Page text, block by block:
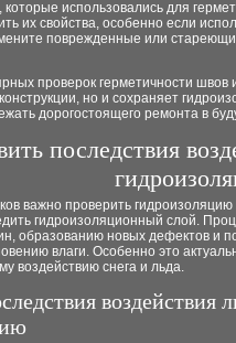
использовались для
их свойства, особенно если
поврежденные или
проверок герметичности швов
но и сохраняет
дорогостоящего ремонта в
последствия
важно проверить
гидроизоляционный слой.
образованию новых дефектов и
влаги. Особенно это
воздействию снега и льда.
воздействия